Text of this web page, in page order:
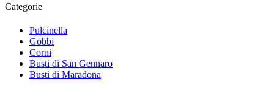
Categorie
Pulcinella
Gobbi
Corni
Busti di San Gennaro
Busti di Maradona